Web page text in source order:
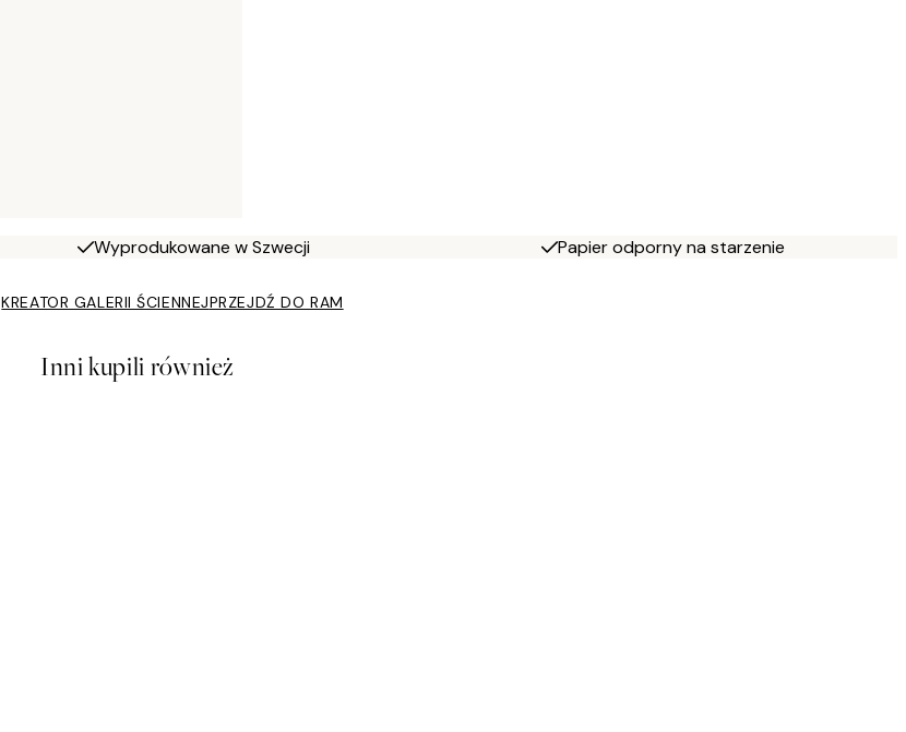
Wyprodukowane w Szwecji Papier odporny na starzenie
KREATOR GALERII ŚCIENNEJPRZEJDŹ DO RAM
Inni kupili również